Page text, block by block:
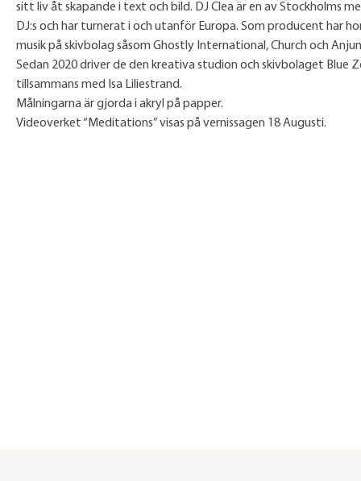
sitt liv åt skapande i text och bild. DJ Clea är en av Stockholms
DJ:s och har turnerat i och utanför Europa. Som producent har
musik på skivbolag såsom Ghostly International, Church och
Sedan 2020 driver de den kreativa studion och skivbolaget Blue
tillsammans med Isa Liliestrand.
Målningarna är gjorda i akryl på papper.
Videoverket “Meditations” visas på vernissagen 18 Augusti.